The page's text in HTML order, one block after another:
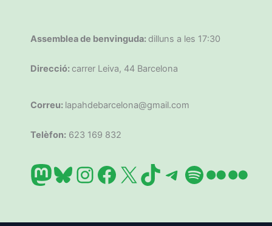
Assemblea de benvinguda: dilluns a les 17:30
Direcció: carrer Leiva, 44 Barcelona
Correu: lapahdebarcelona@gmail.com
Telèfon: 623 169 832
Mastodon
Bluesky
Instagram
Facebook
X TikTok
Telegram
Spotify
Flickr